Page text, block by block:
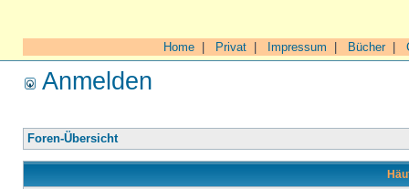
Home Privat Impressum Bücher|
Anmelden
Foren-Übersicht